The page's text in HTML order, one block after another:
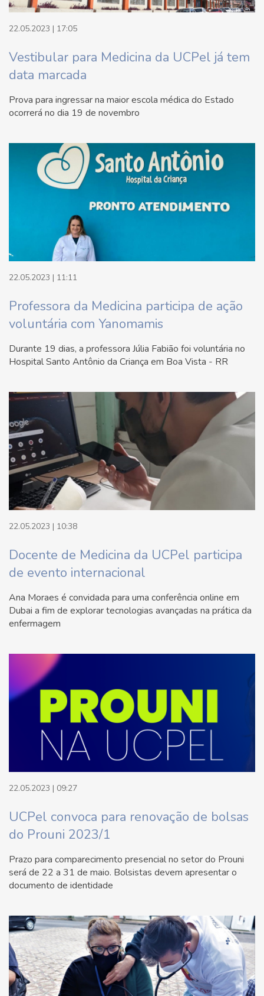
22.05.2023 | 17:05
Vestibular para Medicina da UCPel já tem
data marcada
Prova para ingressar na maior escola médica do Estado
ocorrerá no dia 19 de novembro
22.05.2023 | 11:11
Professora da Medicina participa de ação
voluntária com Yanomamis
Durante 19 dias, a professora Júlia Fabião foi voluntária no
Hospital Santo Antônio da Criança em Boa Vista - RR
22.05.2023 | 10:38
Docente de Medicina da UCPel participa
de evento internacional
Ana Moraes é convidada para uma conferência online em
Dubai a fim de explorar tecnologias avançadas na prática da
enfermagem
22.05.2023 | 09:27
UCPel convoca para renovação de bolsas
do Prouni 2023/1
Prazo para comparecimento presencial no setor do Prouni
será de 22 a 31 de maio. Bolsistas devem apresentar o
documento de identidade